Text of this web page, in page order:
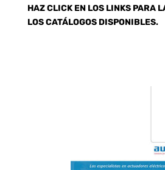
HAZ CLICK EN LOS LINKS PARA
LOS CATÁLOGOS DISPONIBLES.